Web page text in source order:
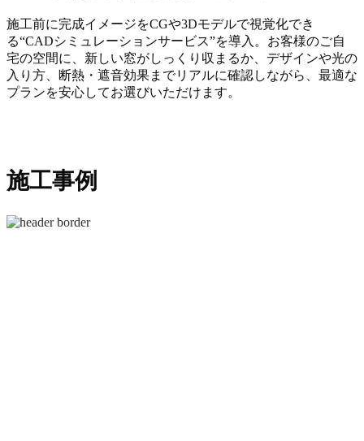
施工前に完成イメージをCGや3Dモデルで視覚化でき
る“CADシミュレーションサービス”を導入。お客様のご自
宅の空間に、新しい窓がしっくり収まるか、デザインや光の
入り方、断熱・遮音効果までリアルに確認しながら、最適な
プランを安心してお選びいただけます。
施工事例